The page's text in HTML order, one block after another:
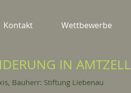
Kontakt Wettbewerbe
IN AMTZELL
Bauherr: Stiftung Liebenau